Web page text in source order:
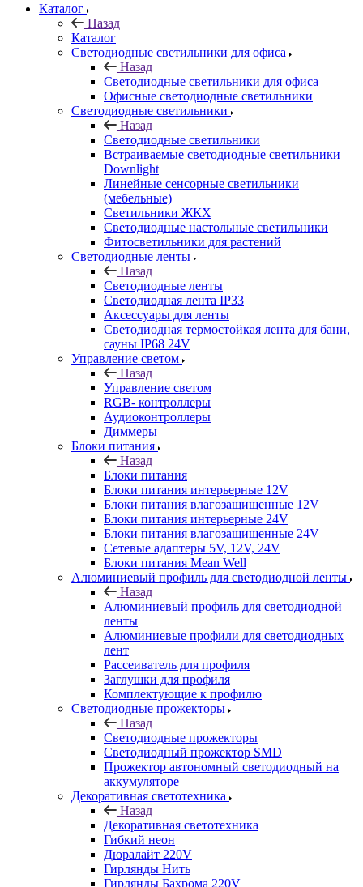
Каталог
Назад
Каталог
Светодиодные светильники для офиса
Назад
Светодиодные светильники для офиса
Офисные светодиодные светильники
Светодиодные светильники
Назад
Светодиодные светильники
Встраиваемые светодиодные светильники
Downlight
Линейные сенсорные светильники
(мебельные)
Светильники ЖКХ
Светодиодные настольные светильники
Фитосветильники для растений
Светодиодные ленты
Назад
Светодиодные ленты
Светодиодная лента IP33
Аксессуары для ленты
Светодиодная термостойкая лента для бани,
сауны IP68 24V
Управление светом
Назад
Управление светом
RGB- контроллеры
Аудиоконтроллеры
Диммеры
Блоки питания
Назад
Блоки питания
Блоки питания интерьерные 12V
Блоки питания влагозащищенные 12V
Блоки питания интерьерные 24V
Блоки питания влагозащищенные 24V
Сетевые адаптеры 5V, 12V, 24V
Блоки питания Mean Well
Алюминиевый профиль для светодиодной ленты
Назад
Алюминиевый профиль для светодиодной
ленты
Алюминиевые профили для светодиодных
лент
Рассеиватель для профиля
Заглушки для профиля
Комплектующие к профилю
Светодиодные прожекторы
Назад
Светодиодные прожекторы
Светодиодный прожектор SMD
Прожектор автономный светодиодный на
аккумуляторе
Декоративная светотехника
Назад
Декоративная светотехника
Гибкий неон
Дюралайт 220V
Гирлянды Нить
Гирлянды Бахрома 220V